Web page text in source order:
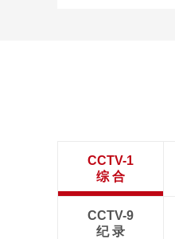
CCTV-1
综 合
CCTV-9
纪 录